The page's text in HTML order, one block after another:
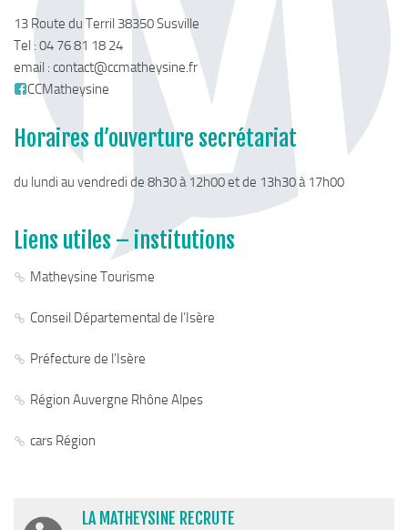
13 Route du Terril 38350 Susville
Tel : 04 76 81 18 24
email : contact@ccmatheysine.fr
CCMatheysine
Horaires d’ouverture secrétariat
du lundi au vendredi de 8h30 à 12h00 et de 13h30 à 17h00
Liens utiles – institutions
Matheysine Tourisme
Conseil Départemental de l’Isère
Préfecture de l’Isère
Région Auvergne Rhône Alpes
cars Région
LA MATHEYSINE RECRUTE